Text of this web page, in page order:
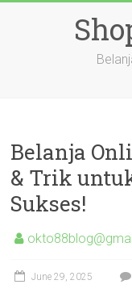
Belanja
& Trik
Sukses!
June 29, 2025